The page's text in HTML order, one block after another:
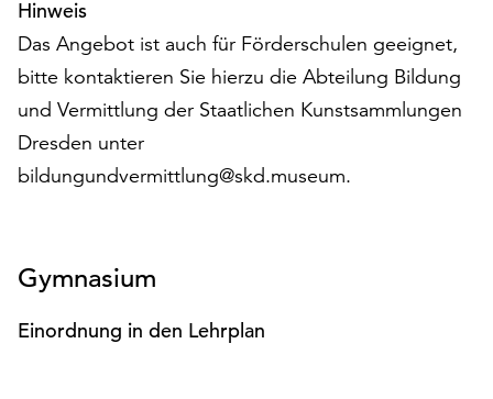
ausgeführt.
Möchten
Sie
die
verwendeten
Cookies
anpassen,
die
Einstellungen
die
Hinweis
Das Angebot ist auch für Förderschulen geeignet,
bitte kontaktieren Sie hierzu die Abteilung Bildung
und Vermittlung der Staatlichen Kunstsammlungen
Dresden unter
bildungundvermittlung@skd.museum.
Gymnasium
Einordnung in den Lehrplan